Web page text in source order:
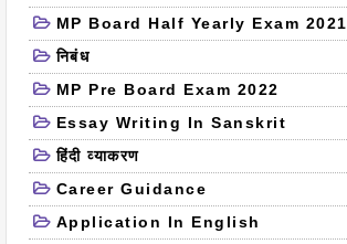
MP Board Half Yearly Exam 2021
निबंध
MP Pre Board Exam 2022
Essay Writing In Sanskrit
हिंदी व्याकरण
Career Guidance
Application In English